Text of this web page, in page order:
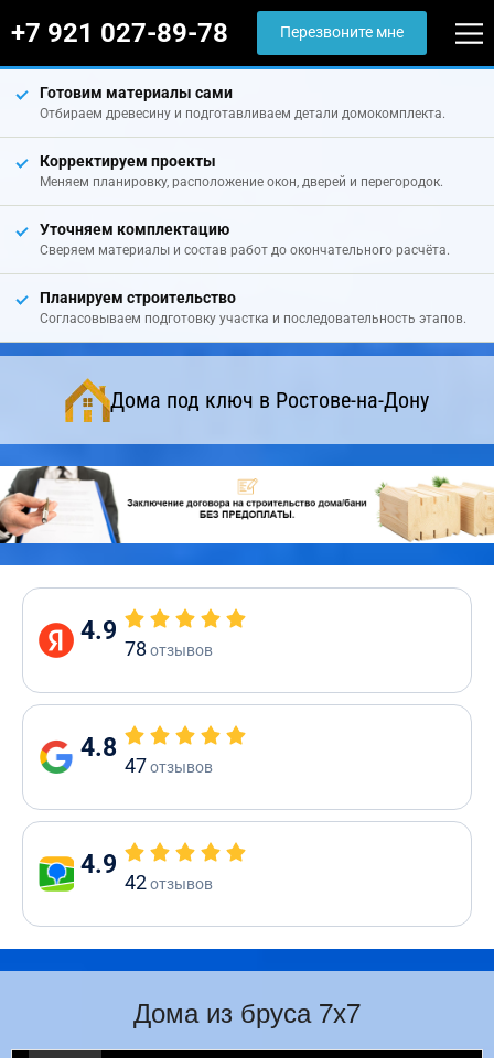
+7 921 027-89-78 Перезвоните мне
Готовим материалы сами
Отбираем древесину и подготавливаем детали домокомплекта.
Корректируем проекты
Меняем планировку, расположение окон, дверей и перегородок.
Уточняем комплектацию
Сверяем материалы и состав работ до окончательного расчёта.
Планируем строительство
Согласовываем подготовку участка и последовательность этапов.
Дома под ключ в Ростове-на-Дону
4.9
78 отзывов
4.8
47отзывов
4.9
42отзывов
Дома из бруса 7х7